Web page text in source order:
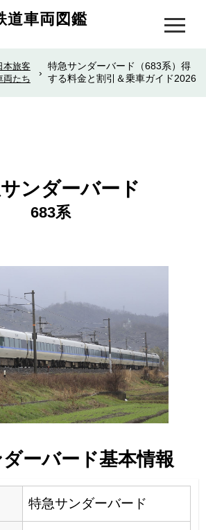
道車両図鑑
本旅客
両たち
›
特急サンダーバード（683系）得
する料金と割引＆乗車ガイド2026
ンダーバード
683系
ーバード基本情報
特急サンダーバード